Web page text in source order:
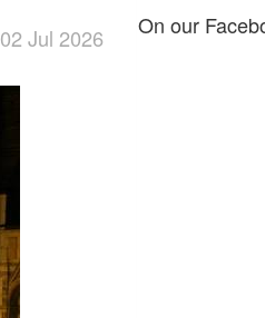
02 Jul 2026 On our